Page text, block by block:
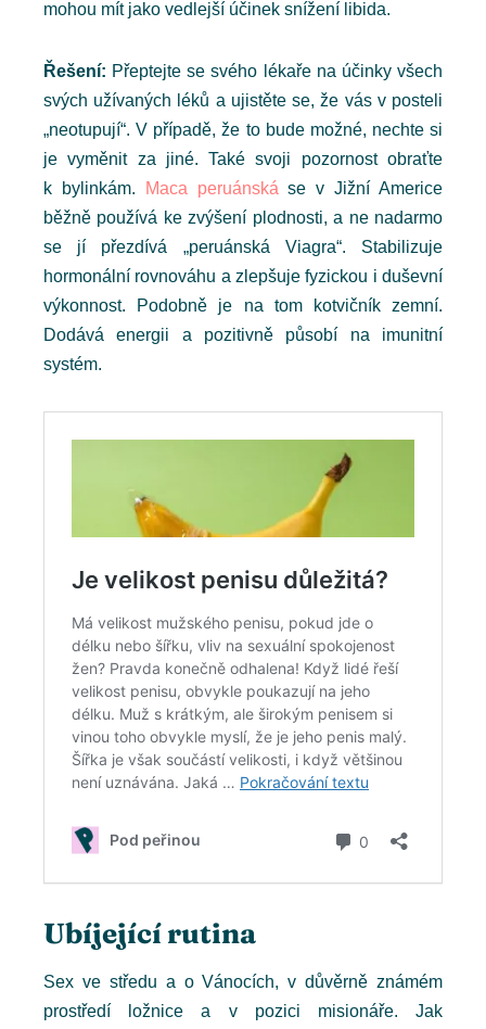
mohou mít jako vedlejší účinek snížení libida.
Řešení: Přeptejte se svého lékaře na účinky všech
svých užívaných léků a ujistěte se, že vás v posteli
„neotupují“. V případě, že to bude možné, nechte si
je vyměnit za jiné. Také svoji pozornost obraťte
k bylinkám.
Maca peruánská se v Jižní Americe
běžně používá ke zvýšení plodnosti, a ne nadarmo
se jí přezdívá „peruánská Viagra“. Stabilizuje
hormonální rovnováhu a zlepšuje fyzickou i duševní
výkonnost. Podobně je na tom kotvičník zemní.
Dodává energii a pozitivně působí na imunitní
systém.
Ubíjející rutina
Sex ve středu a o Vánocích, v důvěrně známém
prostředí ložnice a v pozici misionáře. Jak